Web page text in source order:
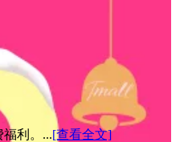
利。...[查看全文]